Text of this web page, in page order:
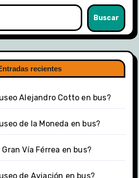
Buscar
recientes
Alejandro Cotto en bus?
de la Moneda en bus?
Vía Férrea en bus?
de Aviación en bus?